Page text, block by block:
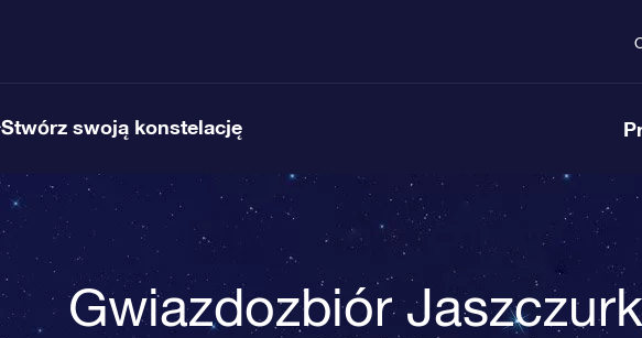
Stwórz swoją konstelację
Gwiazdozbiór